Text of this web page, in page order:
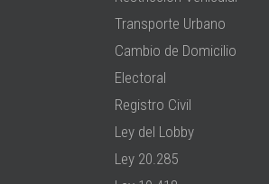
Transporte Urbano
Cambio de Domicilio
Electoral
Registro Civil
Ley del Lobby
Ley 20.285